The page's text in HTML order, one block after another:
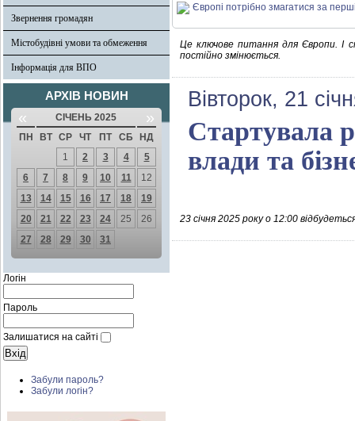
Звернення громадян
Містобудівні умови та обмеження
Інформація для ВПО
АРХІВ НОВИН
« СІЧЕНЬ 2025 »
ПН ВТ СР ЧТ ПТ СБ
НД
1
2 3 4
5
6
7 8 9 10 11
12
13
14 15 16 17 18
19
20
21 22 23 24 25
26
27
28 29 30 31
Логін
Пароль
Залишатися на сайті
Забули пароль?
Забули логін?
Це ключове питання для Європи. І
постійно змінюється.
Вівторок, 21
Стартувала
влади та
23 січня 2025 року о 12:00